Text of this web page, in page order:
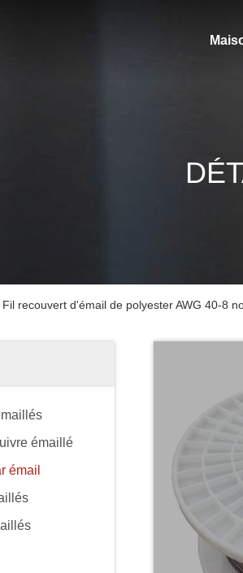
Fil recouvert d'émail de polyester AWG 40-8
émaillé
émail